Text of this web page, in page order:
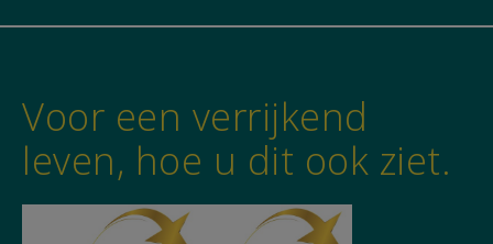
Voor een verrijkend
leven, hoe u dit ook ziet.